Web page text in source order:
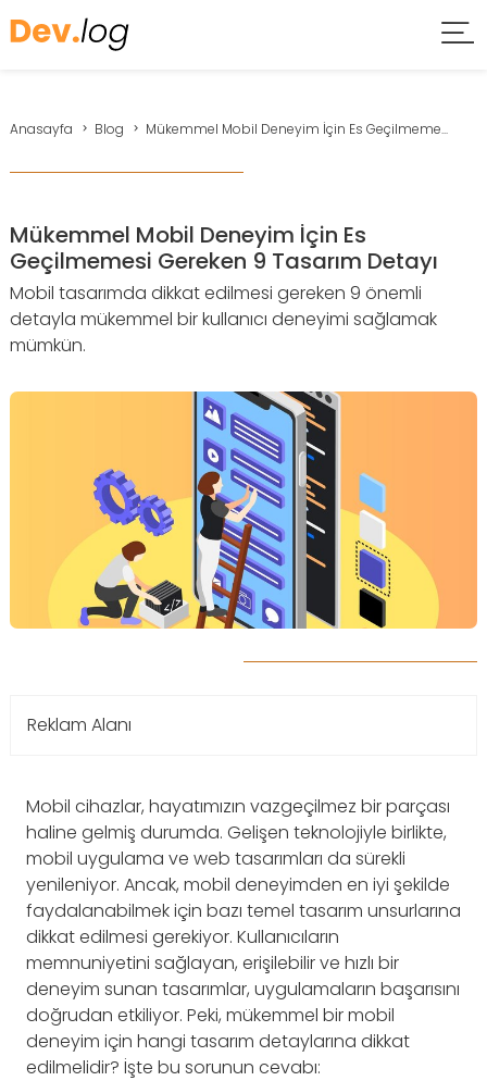
Anasayfa Blog Mükemmel Mobil Deneyim İçin Es Geçilmeme...
Mükemmel Mobil Deneyim İçin Es
Geçilmemesi Gereken 9 Tasarım Detayı
Mobil tasarımda dikkat edilmesi gereken 9 önemli
detayla mükemmel bir kullanıcı deneyimi sağlamak
mümkün.
Reklam Alanı
Mobil cihazlar, hayatımızın vazgeçilmez bir parçası
haline gelmiş durumda. Gelişen teknolojiyle birlikte,
mobil uygulama ve web tasarımları da sürekli
yenileniyor. Ancak, mobil deneyimden en iyi şekilde
faydalanabilmek için bazı temel tasarım unsurlarına
dikkat edilmesi gerekiyor. Kullanıcıların
memnuniyetini sağlayan, erişilebilir ve hızlı bir
deneyim sunan tasarımlar, uygulamaların başarısını
doğrudan etkiliyor. Peki, mükemmel bir mobil
deneyim için hangi tasarım detaylarına dikkat
edilmelidir? İşte bu sorunun cevabı: